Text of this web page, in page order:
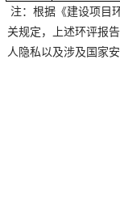
注：根据《建设项目
关规定，上述环评报
人隐私以及涉及国家